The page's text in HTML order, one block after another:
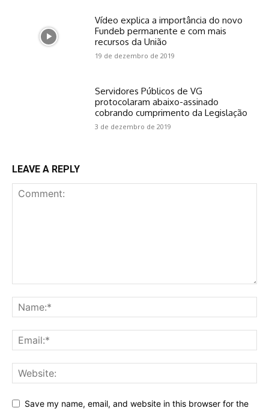
Vídeo explica a importância do novo
Fundeb permanente e com mais
recursos da União
19 de dezembro de 2019
Servidores Públicos de VG
protocolaram abaixo-assinado
cobrando cumprimento da Legislação
3 de dezembro de 2019
LEAVE A REPLY
Save my name, email, and website in this browser for the